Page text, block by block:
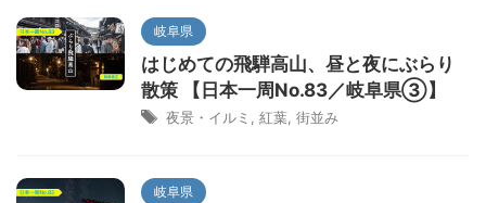
岐阜県
はじめての飛騨高山、昼と夜にぶらり
散策 【日本一周No.83／岐阜県③】
夜景・イルミ 紅葉 街並み
岐阜県